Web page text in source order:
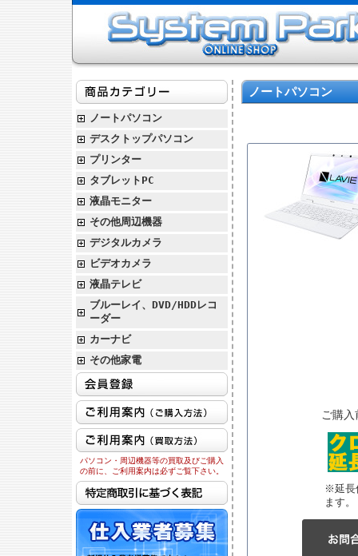
ノートパソコン
デスクトップパソコン
プリンター
タブレットPC
液晶モニター
その他周辺機器
デジタルカメラ
ビデオカメラ
液晶テレビ
ブルーレイ、DVD/HDDレコ
ーダー
カーナビ
その他家電
パソコン・周辺機器等の買取及びご購入
の前に、ご利用案内は必ずご覧下さい。
ノートパソコン
ご購
※延長
ます。